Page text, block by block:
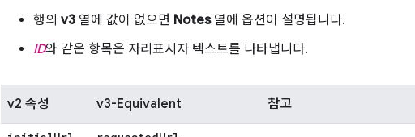
행의 v3 열에 값이 없으면 Notes열에 옵션이 설명됩니다.
ID와 같은 항목은 자리표시자 텍스트를 나타냅니다.
v2 속성 v3-Equivalent 참고